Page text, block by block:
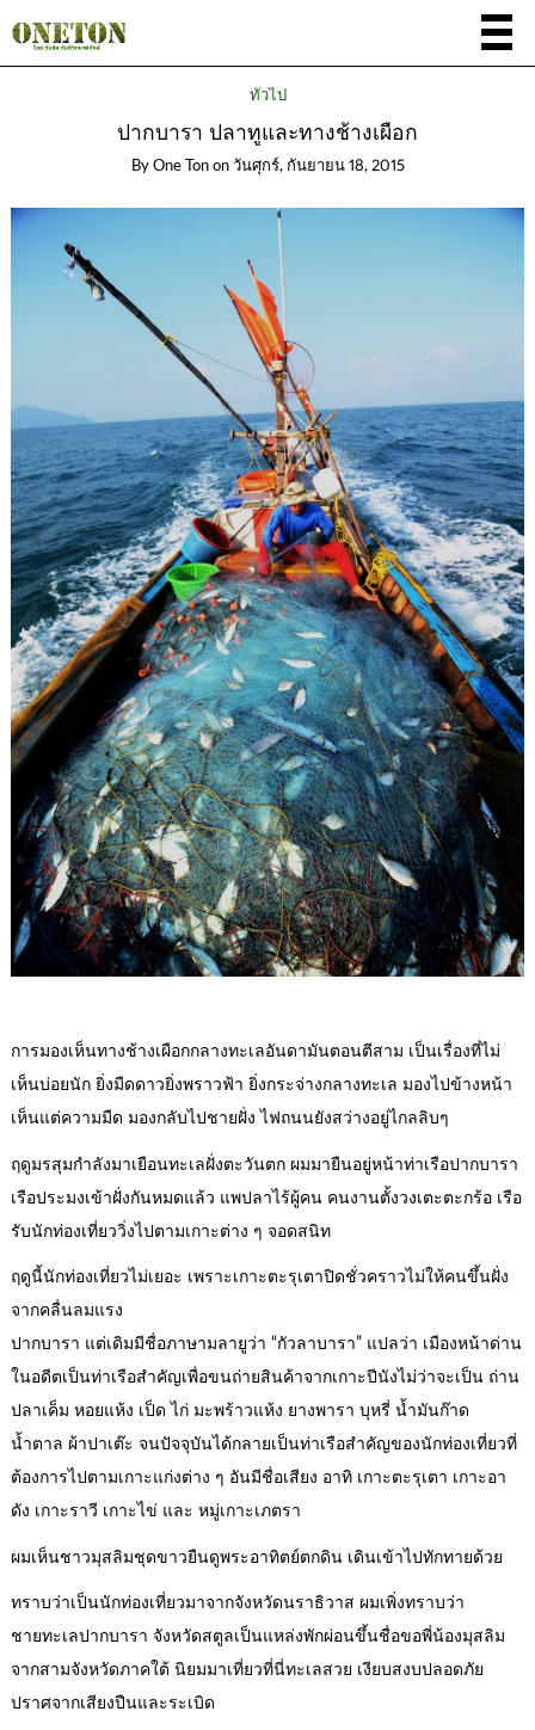
ทั่วไป
ปากบารา ปลาทูและทางช้างเผือก
By One Ton on วันศุกร์, กันยายน 18, 2015
การมองเห็นทางช้างเผือกกลางทะเลอันดามันตอนตีสาม เป็นเรื่องที่ไม่
เห็นบ่อยนัก ยิ่งมืดดาวยิ่งพราวฟ้า ยิ่งกระจ่างกลางทะเล มองไปข้างหน้า
เห็นแต่ความมืด มองกลับไปชายฝั่ง ไฟถนนยังสว่างอยู่ไกลลิบๆ
ฤดูมรสุมกำลังมาเยือนทะเลฝั่งตะวันตก ผมมายืนอยู่หน้าท่าเรือปากบารา
เรือประมงเข้าฝั่งกันหมดแล้ว แพปลาไร้ผู้คน คนงานตั้งวงเตะตะกร้อ เรือ
รับนักท่องเที่ยววิ่งไปตามเกาะต่าง ๆ จอดสนิท
ฤดูนี้นักท่องเที่ยวไม่เยอะ เพราะเกาะตะรุเตาปิดชั่วคราวไม่ให้คนขึ้นฝั่ง
จากคลื่นลมแรง
ปากบารา แต่เดิมมีชื่อภาษามลายูว่า “กัวลาบารา” แปลว่า เมืองหน้าด่าน
ในอดีตเป็นท่าเรือสำคัญเพื่อขนถ่ายสินค้าจากเกาะปีนังไม่ว่าจะเป็น ถ่าน
ปลาเค็ม หอยแห้ง เป็ด ไก่ มะพร้าวแห้ง ยางพารา บุหรี่ น้ำมันก๊าด
น้ำตาล ผ้าปาเต๊ะ จนปัจจุบันได้กลายเป็นท่าเรือสำคัญของนักท่องเที่ยวที่
ต้องการไปตามเกาะแก่งต่าง ๆ อันมีชื่อเสียง อาทิ เกาะตะรุเตา เกาะอา
ดัง เกาะราวี เกาะไข่ และ หมู่เกาะเภตรา
ผมเห็นชาวมุสลิมชุดขาวยืนดูพระอาทิตย์ตกดิน เดินเข้าไปทักทายด้วย
ทราบว่าเป็นนักท่องเที่ยวมาจากจังหวัดนราธิวาส ผมเพิ่งทราบว่า
ชายทะเลปากบารา จังหวัดสตูลเป็นแหล่งพักผ่อนขึ้นชื่อขอพี่น้องมุสลิม
จากสามจังหวัดภาคใต้ นิยมมาเที่ยวที่นี่ทะเลสวย เงียบสงบปลอดภัย
ปราศจากเสียงปืนและระเบิด